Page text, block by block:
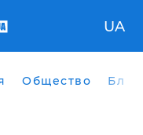
UA
Общество